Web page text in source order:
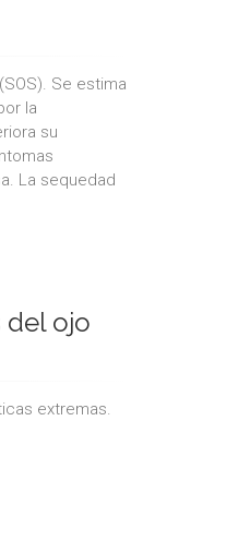
Se estima
la
su
La sequedad
del ojo
extremas.